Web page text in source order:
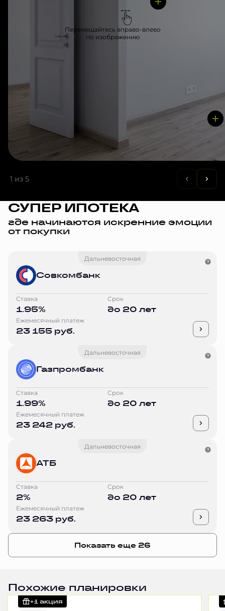
Перемещайтесь вправо-влево
по изображению
1 из 5
СУПЕР ИПОТЕКА
где начинаются искренние эмоции
от покупки
Дальневосточная
Совкомбанк
Ставка
1.95%
Срок
до 20 лет
Ежемесячный платеж
23 155 руб.
Дальневосточная
Газпромбанк
Ставка
1.99%
Срок
до 20 лет
Ежемесячный платеж
23 242 руб.
Дальневосточная
АТБ
Ставка
2%
Срок
до 20 лет
Ежемесячный платеж
23 263 руб.
Показать еще 26
Похожие планировки
+1 акция